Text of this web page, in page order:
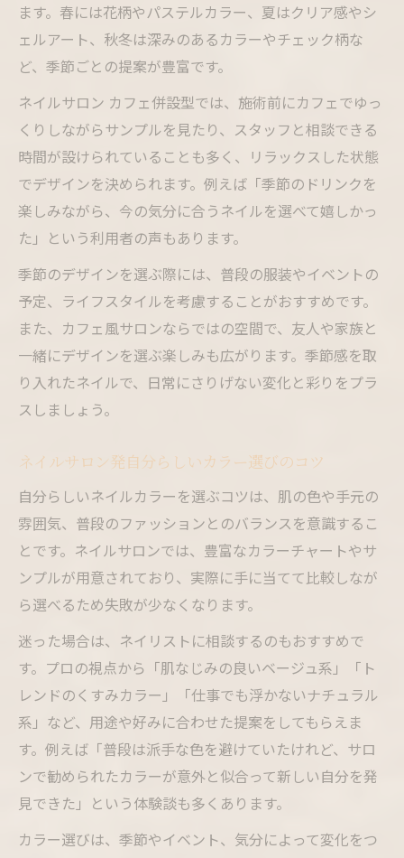
ます。春には花柄やパステルカラー、夏はクリア感やシ
ェルアート、秋冬は深みのあるカラーやチェック柄な
ど、季節ごとの提案が豊富です。
ネイルサロン カフェ併設型では、施術前にカフェでゆっ
くりしながらサンプルを見たり、スタッフと相談できる
時間が設けられていることも多く、リラックスした状態
でデザインを決められます。例えば「季節のドリンクを
楽しみながら、今の気分に合うネイルを選べて嬉しかっ
た」という利用者の声もあります。
季節のデザインを選ぶ際には、普段の服装やイベントの
予定、ライフスタイルを考慮することがおすすめです。
また、カフェ風サロンならではの空間で、友人や家族と
一緒にデザインを選ぶ楽しみも広がります。季節感を取
り入れたネイルで、日常にさりげない変化と彩りをプラ
スしましょう。
ネイルサロン発自分らしいカラー選びのコツ
自分らしいネイルカラーを選ぶコツは、肌の色や手元の
雰囲気、普段のファッションとのバランスを意識するこ
とです。ネイルサロンでは、豊富なカラーチャートやサ
ンプルが用意されており、実際に手に当てて比較しなが
ら選べるため失敗が少なくなります。
迷った場合は、ネイリストに相談するのもおすすめで
す。プロの視点から「肌なじみの良いベージュ系」「ト
レンドのくすみカラー」「仕事でも浮かないナチュラル
系」など、用途や好みに合わせた提案をしてもらえま
す。例えば「普段は派手な色を避けていたけれど、サロ
ンで勧められたカラーが意外と似合って新しい自分を発
見できた」という体験談も多くあります。
カラー選びは、季節やイベント、気分によって変化をつ